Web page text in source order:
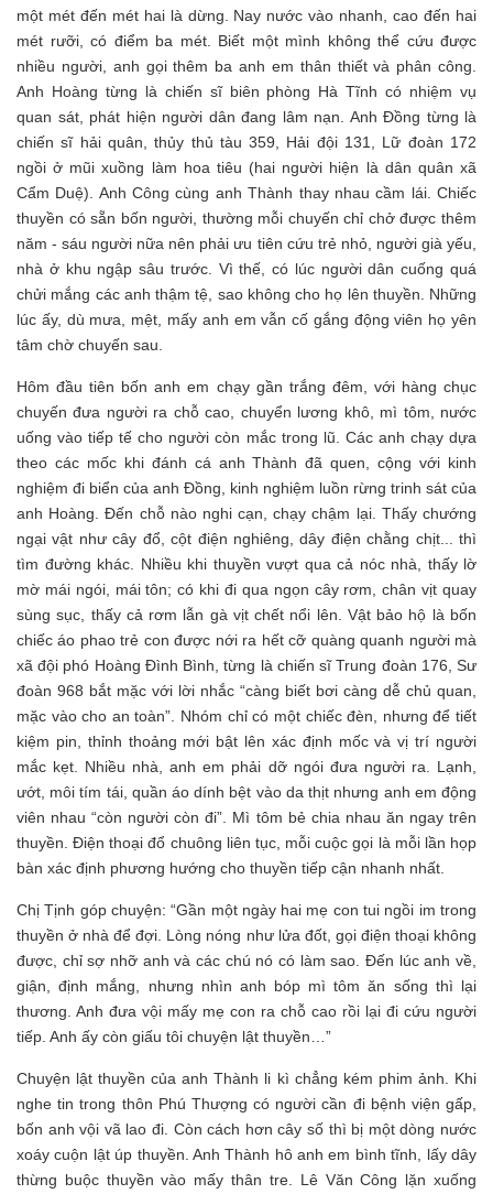
một mét đến mét hai là dừng. Nay nước vào nhanh, cao đến hai
mét rưỡi, có điểm ba mét. Biết một mình không thể cứu được
nhiều người, anh gọi thêm ba anh em thân thiết và phân công.
Anh Hoàng từng là chiến sĩ biên phòng Hà Tĩnh có nhiệm vụ
quan sát, phát hiện người dân đang lâm nạn. Anh Đồng từng là
chiến sĩ hải quân, thủy thủ tàu 359, Hải đội 131, Lữ đoàn 172
ngồi ở mũi xuồng làm hoa tiêu (hai người hiện là dân quân xã
Cẩm Duệ). Anh Công cùng anh Thành thay nhau cầm lái. Chiếc
thuyền có sẵn bốn người, thường mỗi chuyến chỉ chở được thêm
năm - sáu người nữa nên phải ưu tiên cứu trẻ nhỏ, người già yếu,
nhà ở khu ngập sâu trước. Vì thế, có lúc người dân cuống quá
chửi mắng các anh thậm tệ, sao không cho họ lên thuyền. Những
lúc ấy, dù mưa, mệt, mấy anh em vẫn cố gắng động viên họ yên
tâm chờ chuyến sau.
Hôm đầu tiên bốn anh em chạy gần trắng đêm, với hàng chục
chuyến đưa người ra chỗ cao, chuyển lương khô, mì tôm, nước
uống vào tiếp tế cho người còn mắc trong lũ. Các anh chạy dựa
theo các mốc khi đánh cá anh Thành đã quen, cộng với kinh
nghiệm đi biển của anh Đồng, kinh nghiệm luồn rừng trinh sát của
anh Hoàng. Đến chỗ nào nghi cạn, chạy chậm lại. Thấy chướng
ngại vật như cây đổ, cột điện nghiêng, dây điện chằng chịt... thì
tìm đường khác. Nhiều khi thuyền vượt qua cả nóc nhà, thấy lờ
mờ mái ngói, mái tôn; có khi đi qua ngọn cây rơm, chân vịt quay
sùng sục, thấy cả rơm lẫn gà vịt chết nổi lên. Vật bảo hộ là bốn
chiếc áo phao trẻ con được nới ra hết cỡ quàng quanh người mà
xã đội phó Hoàng Đình Bình, từng là chiến sĩ Trung đoàn 176, Sư
đoàn 968 bắt mặc với lời nhắc “càng biết bơi càng dễ chủ quan,
mặc vào cho an toàn”. Nhóm chỉ có một chiếc đèn, nhưng để tiết
kiệm pin, thỉnh thoảng mới bật lên xác định mốc và vị trí người
mắc kẹt. Nhiều nhà, anh em phải dỡ ngói đưa người ra. Lạnh,
ướt, môi tím tái, quần áo dính bệt vào da thịt nhưng anh em động
viên nhau “còn người còn đi”. Mì tôm bẻ chia nhau ăn ngay trên
thuyền. Điện thoại đổ chuông liên tục, mỗi cuộc gọi là mỗi lần họp
bàn xác định phương hướng cho thuyền tiếp cận nhanh nhất.
Chị Tịnh góp chuyện: “Gần một ngày hai mẹ con tui ngồi im trong
thuyền ở nhà để đợi. Lòng nóng như lửa đốt, gọi điện thoại không
được, chỉ sợ nhỡ anh và các chú nó có làm sao. Đến lúc anh về,
giận, định mắng, nhưng nhìn anh bóp mì tôm ăn sống thì lại
thương. Anh đưa vội mấy mẹ con ra chỗ cao rồi lại đi cứu người
tiếp. Anh ấy còn giấu tôi chuyện lật thuyền…”
Chuyện lật thuyền của anh Thành li kì chẳng kém phim ảnh. Khi
nghe tin trong thôn Phú Thượng có người cần đi bệnh viện gấp,
bốn anh vội vã lao đi. Còn cách hơn cây số thì bị một dòng nước
xoáy cuộn lật úp thuyền. Anh Thành hô anh em bình tĩnh, lấy dây
thừng buộc thuyền vào mấy thân tre. Lê Văn Công lặn xuống